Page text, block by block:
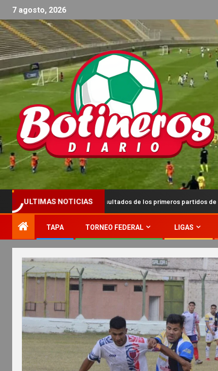
7 agosto, 2026
ULTIMAS NOTICIAS
Resultados de los primeros partidos de octavos de final
TAPA TORNEO FEDERAL LIGAS